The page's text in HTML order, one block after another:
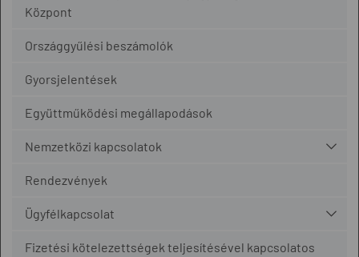
Központ
Országgyűlési beszámolók
Gyorsjelentések
Együttműködési megállapodások
Nemzetközi kapcsolatok
Rendezvények
Ügyfélkapcsolat
Fizetési kötelezettségek teljesítésével kapcsolatos